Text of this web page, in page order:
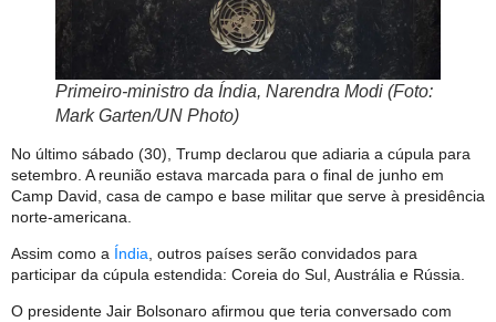
Primeiro-ministro da Índia, Narendra Modi (Foto:
Mark Garten/UN Photo)
No último sábado (30), Trump declarou que adiaria a cúpula para
setembro. A reunião estava marcada para o final de junho em
Camp David, casa de campo e base militar que serve à presidência
norte-americana.
Assim como a Índia , outros países serão convidados para
participar da cúpula estendida: Coreia do Sul, Austrália e Rússia.
O presidente Jair Bolsonaro afirmou que teria conversado com